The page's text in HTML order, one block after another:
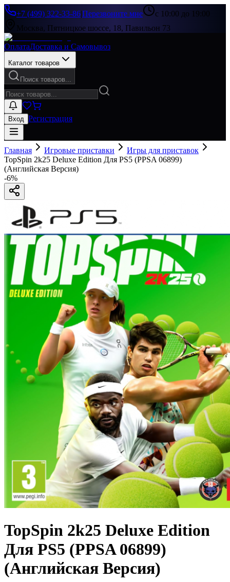
+7 (499) 322-33-86|Перезвоните мне
с 10:00 до 19:00
Москва, Пятницкое шоссе, 18, Павильон 73
ОплатаДоставка и Самовывоз
Каталог товаров
Поиск товаров...
Вход Регистрация
Главная Игровые приставки
Игры для приставок
TopSpin 2k25 Deluxe Edition Для PS5 (PPSA 06899)
(Английская Версия)
-6%
TopSpin 2k25 Deluxe Edition
Для PS5 (PPSA 06899)
(Английская Версия)